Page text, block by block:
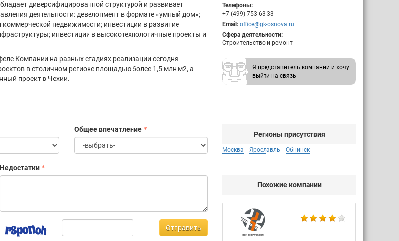
Телефоны:
+7 (499) 753-63-33
Email: office@gk-osnova.ru
Сфера деятельности:
Строительство и ремонт
Я представитель компании и хочу
выйти на связь
Регионы присутствия
Москва Ярославль Обнинск
Похожие компании
диверсифицированной структурой и развивает
деятельности: девелопмент в формате «умный дом»;
коммерческой недвижимости; инвестиции в развитие
инвестиции в высокотехнологичные проекты и
Компании на разных стадиях реализации сегодня
в столичном регионе площадью более 1,5 млн м2, а
проект в Чехии.
Общее впечатление
Недостатки
Отправить